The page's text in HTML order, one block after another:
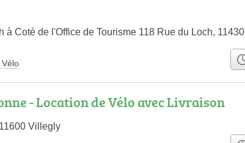
à Coté de l'Office de Tourisme 118 Rue du Loch, 11430
Vélo
- Location de Vélo avec Livraison
Villegly